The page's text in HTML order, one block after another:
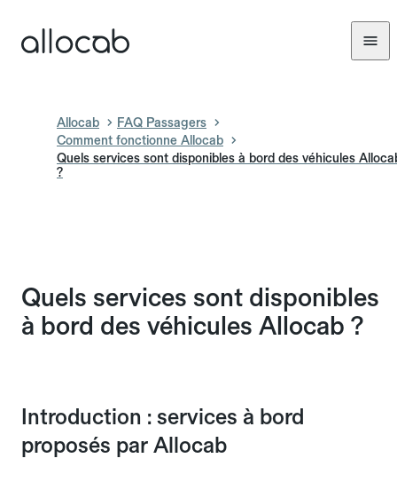
Allocab
FAQ Passagers
Comment fonctionne Allocab
Quels services sont disponibles à bord des véhicules
?
Quels services sont disponibles
à bord des véhicules Allocab ?
Introduction : services à bord
proposés par Allocab